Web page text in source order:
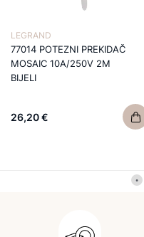
LEGRAND
77014 POTEZNI PREKIDAČ
MOSAIC 10A/250V 2M
BIJELI
26,20 €